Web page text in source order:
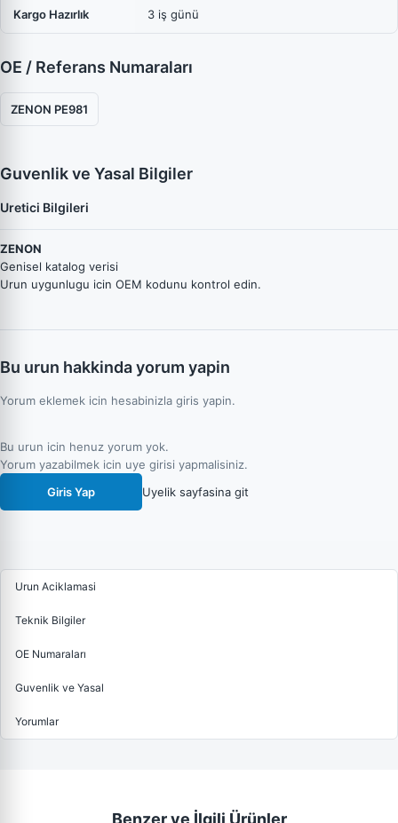
Kargo Hazırlık 3 iş günü
OE / Referans Numaraları
ZENON PE981
Guvenlik ve Yasal Bilgiler
Uretici Bilgileri
ZENON
Genisel katalog verisi
Urun uygunlugu icin OEM kodunu kontrol edin.
Bu urun hakkinda yorum yapin
Yorum eklemek icin hesabinizla giris yapin.
Bu urun icin henuz yorum yok.
Yorum yazabilmek icin uye girisi yapmalisiniz.
Giris Yap
Uyelik sayfasina git
Urun Aciklamasi
Teknik Bilgiler
OE Numaraları
Guvenlik ve Yasal
Yorumlar
Benzer ve İlgili Ürünler